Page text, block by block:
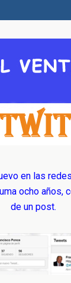
en las
ocho años,
de un post.